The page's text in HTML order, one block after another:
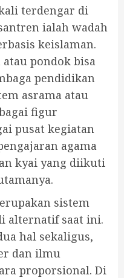
terdengar di
ialah wadah
keislaman.
pondok bisa
pendidikan
asrama atau
figur
pusat kegiatan
agama
kyai yang diikuti
sistem
alternatif saat ini.
hal sekaligus,
dan ilmu
proporsional. Di